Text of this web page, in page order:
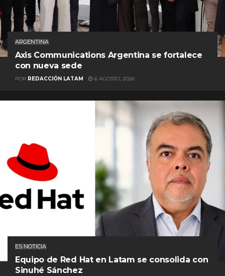
ARGENTINA
Axis Communications Argentina se fortalece
con nueva sede
POR REDACCIÓN LATAM 6 AGOSTO, 2026
ES NOTICIA
Equipo de Red Hat en Latam se consolida con
Sinuhé Sánchez